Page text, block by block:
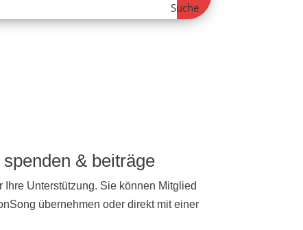
Suche
& beiträge
Unterstützung. Sie können Mitglied
übernehmen oder direkt mit einer